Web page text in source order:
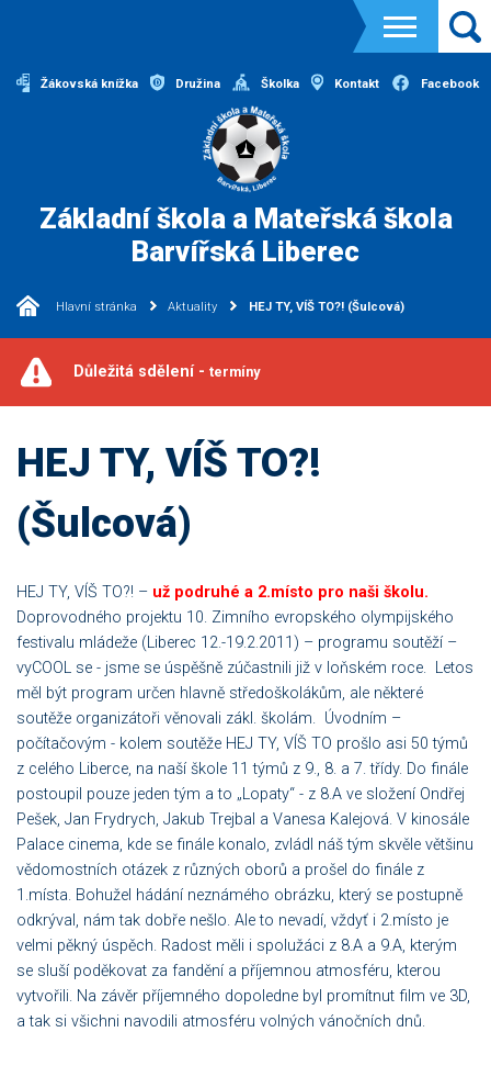
Žákovská knížka Družina Školka Kontakt Facebook
Základní škola a Mateřská škola
Barvířská Liberec
Hlavní stránka Aktuality HEJ TY, VÍŠ TO?! (Šulcová)
Důležitá sdělení - termíny
HEJ TY, VÍŠ TO?!
(Šulcová)
HEJ TY, VÍŠ TO?! – už podruhé a 2.místo pro naši školu.
Doprovodného projektu 10. Zimního evropského olympijského
festivalu mládeže (Liberec 12.-19.2.2011) – programu soutěží –
vyCOOL se - jsme se úspěšně zúčastnili již v loňském roce. Letos
měl být program určen hlavně středoškolákům, ale některé
soutěže organizátoři věnovali zákl. školám. Úvodním –
počítačovým - kolem soutěže HEJ TY, VÍŠ TO prošlo asi 50 týmů
z celého Liberce, na naší škole 11 týmů z 9., 8. a 7. třídy. Do finále
postoupil pouze jeden tým a to „Lopaty“ - z 8.A ve složení Ondřej
Pešek, Jan Frydrych, Jakub Trejbal a Vanesa Kalejová. V kinosále
Palace cinema, kde se finále konalo, zvládl náš tým skvěle většinu
vědomostních otázek z různých oborů a prošel do finále z
1.místa. Bohužel hádání neznámého obrázku, který se postupně
odkrýval, nám tak dobře nešlo. Ale to nevadí, vždyť i 2.místo je
velmi pěkný úspěch. Radost měli i spolužáci z 8.A a 9.A, kterým
se sluší poděkovat za fandění a příjemnou atmosféru, kterou
vytvořili. Na závěr příjemného dopoledne byl promítnut film ve 3D,
a tak si všichni navodili atmosféru volných vánočních dnů.